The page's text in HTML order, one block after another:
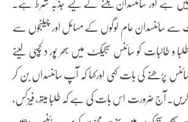
سے سائنسدان عام لوگوں کے مسائل اور چیلنجوں سے
و طالبات کو سائنس سبجیکٹ میں بھر پور دلچسپی لینے
پڑھنے کی بات کہی اورکہا کہ آپ سائنسداں بن کر
آج ضرورت اس بات کی ہے کہ طلبا میتھ، فیزکس،